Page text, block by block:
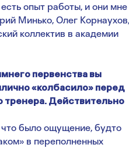
опыт работы, и они мне
Минько, Олег Корнаухов,
коллектив в академии
первенства вы
«колбасило» перед
Действительно
было ощущение, будто
в переполненных